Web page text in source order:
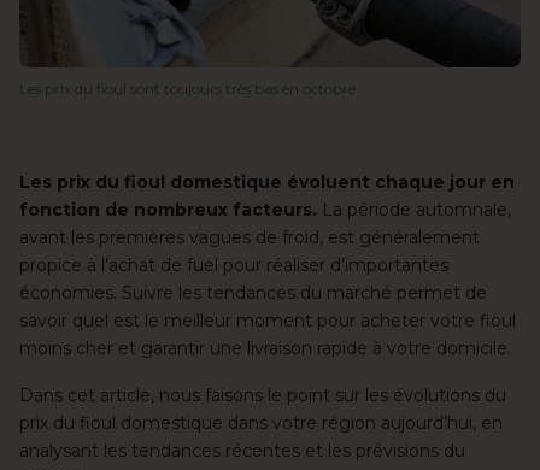
Les prix du fioul sont toujours très bas en octobre
Les prix du fioul domestique évoluent chaque jour en
fonction de nombreux facteurs. La période automnale,
avant les premières vagues de froid, est généralement
propice à l’achat de fuel pour réaliser d’importantes
économies. Suivre les tendances du marché permet de
savoir quel est le meilleur moment pour acheter votre fioul
moins cher et garantir une livraison rapide à votre domicile.
Dans cet article, nous faisons le point sur les évolutions du
prix du fioul domestique dans votre région aujourd’hui, en
analysant les tendances récentes et les prévisions du